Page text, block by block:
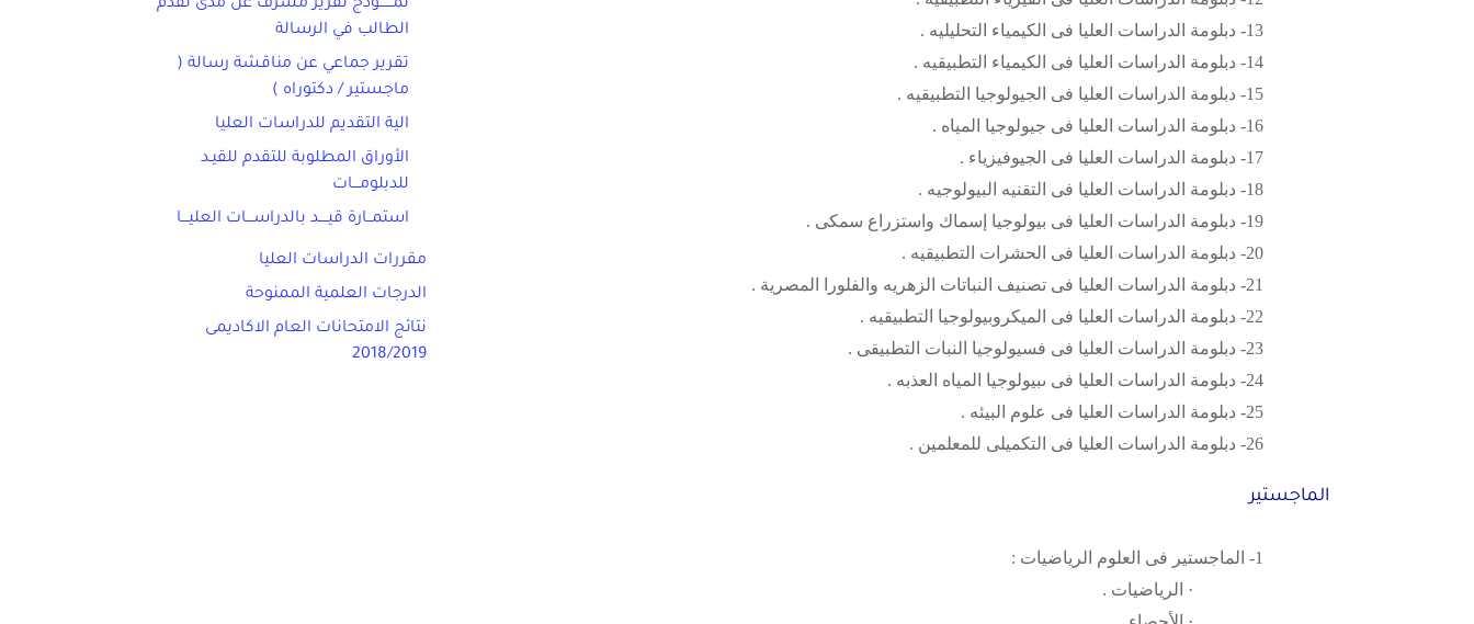
13- دبلومة الدراسات العليا فى الكيمياء التحليليه .
14- دبلومة الدراسات العليا فى الكيمياء التطبيقيه .
15- دبلومة الدراسات العليا فى الجيولوجيا التطبيقيه .
16- دبلومة الدراسات العليا فى جيولوجيا المياه .
17- دبلومة الدراسات العليا فى الجيوفيزياء .
18- دبلومة الدراسات العليا فى التقنيه البيولوجيه .
19- دبلومة الدراسات العليا فى بيولوجيا إسماك واستزراع سمكى .
20- دبلومة الدراسات العليا فى الحشرات التطبيقيه .
21- دبلومة الدراسات العليا فى تصنيف النباتات الزهريه والفلورا المصرية .
22- دبلومة الدراسات العليا فى الميكروبيولوجيا التطبيقيه .
23- دبلومة الدراسات العليا فى فسيولوجيا النبات التطبيقى .
24- دبلومة الدراسات العليا فى ىبيولوجيا المياه العذبه .
25- دبلومة الدراسات العليا فى علوم البيئه .
26- دبلومة الدراسات العليا فى التكميلى للمعلمين .
الماجستير
1- الماجستير فى العلوم الرياضيات :
· الرياضيات .
نمــــــوذج تقرير مشرف عن مدى تقدم
الطالب في الرسالة
تقرير جماعي عن مناقشة رسالة (
ماجستير / دكتوراه )
الية التقديم للدراسات العليا
الأوراق المطلوبة للتقدم للقيـد
للدبلومـــات
استمــارة قيــــد بالدراســـات العليـــا
مقررات الدراسات العليا
الدرجات العلمية الممنوحة
نتائج الامتحانات العام الاكاديمى
2018/2019